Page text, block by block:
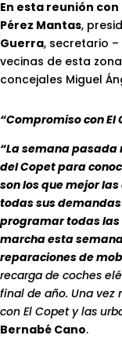
En esta reunión
Pérez Mantas,
Guerra, secretario
vecinas de esta
concejales Miguel
“Compromiso con
“La semana pasada
del Copet para
son los que mejor
todas sus
programar todas las
marcha esta
reparaciones de
recarga de coches
final de año. Una
con El Copet y las
Bernabé Cano.